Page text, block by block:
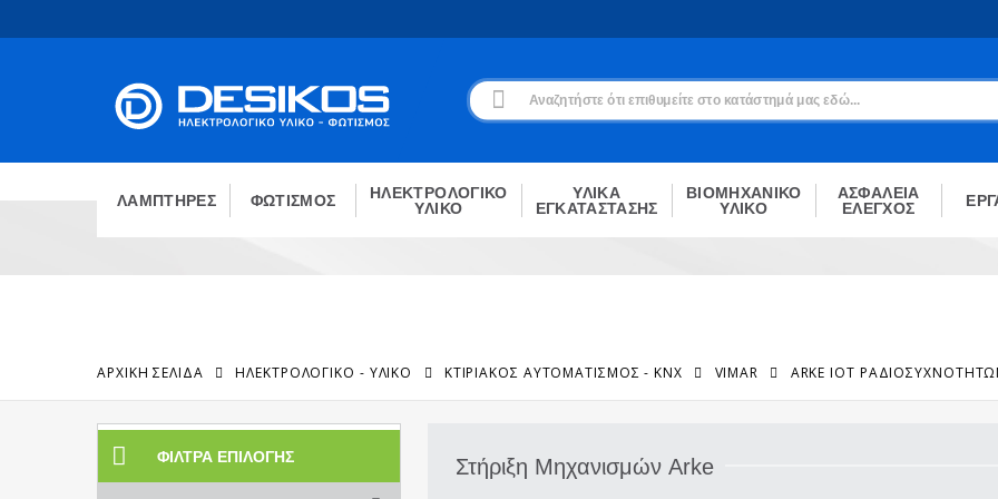
Εγγραφή
Δεν είσαι μέλος;
ΕΓΓΡΑΦΉ
ΛΑΜΠΤΗΡΕΣ ΦΩΤΙΣΜΟΣ
ΗΛΕΚΤΡΟΛΟΓΙΚΟ
ΥΛΙΚΟ
ΥΛΙΚΑ
ΕΓΚΑΤΑΣΤΑΣΗΣ
ΒΙΟΜΗΧΑΝΙΚΟ
ΥΛΙΚΟ
ΑΣΦΑΛΕΙΑ
ΕΛΕΓΧΟΣ
ΑΡΧΙΚΉ ΣΕΛΊΔΑ ΗΛΕΚΤΡΟΛΟΓΙΚΟ - ΥΛΙΚΟ ΚΤΙΡΙΑΚΌΣ ΑΥΤΟΜΑΤΙΣΜΌΣ - KNX VIMAR ARKE IOT
ΦΊΛΤΡΑ ΕΠΙΛΟΓΉΣ Στήριξη Μηχανισμών Arke